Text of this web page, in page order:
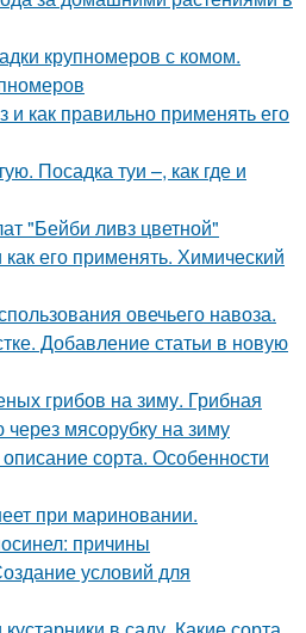
крупномеров с комом.
и как правильно применять его
Посадка туи –, как где и
"Бейби ливз цветной"
как его применять. Химический
овечьего навоза.
Добавление статьи в новую
грибов на зиму. Грибная
мясорубку на зиму
сорта. Особенности
при мариновании.
причины
условий для